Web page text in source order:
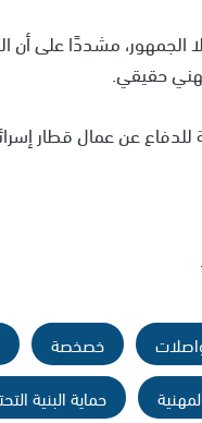
الجمهور، مشددًا على
حقيقي.
عن عمال قطار
خصخصة
حماية البنية